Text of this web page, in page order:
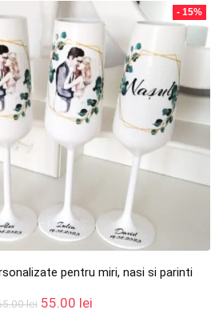
70.00 lei.
60.00 lei.
- 15%
pentru miri, nasi si parinti
lei Prețul
55.00 leiPrețul